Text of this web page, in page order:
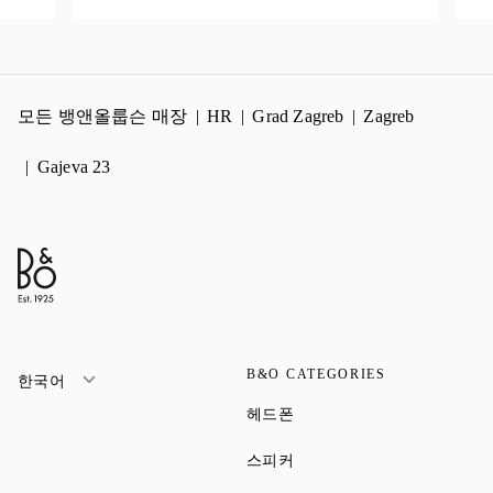
모든 뱅앤올룹슨 매장 HR Grad Zagreb Zagreb
Gajeva 23
한국어 B&O CATEGORIES
헤드폰
스피커